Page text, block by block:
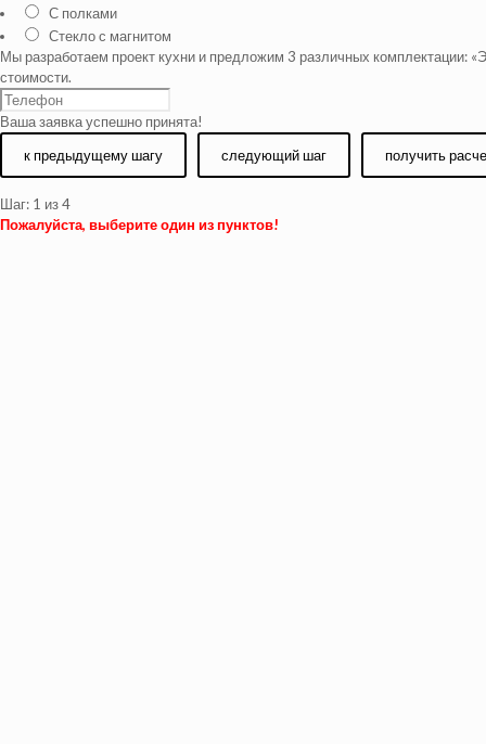
С полками
Стекло с магнитом
Мы разработаем проект кухни и предложим 3 различных комплектации:
стоимости.
Ваша заявка успешно принята!
к предыдущему шагу
следующий шаг получить
Шаг: 1 из 4
Пожалуйста, выберите один из пунктов!